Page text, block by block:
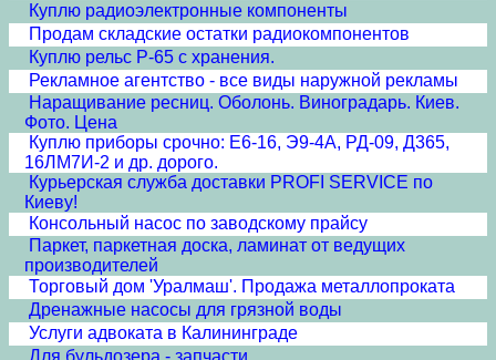
Куплю радиоэлектронные компоненты
Продам складские остатки радиокомпонентов
Куплю рельс Р-65 с хранения.
Рекламное агентство - все виды наружной рекламы
Наращивание ресниц. Оболонь. Виноградарь. Киев.
Фото. Цена
Куплю приборы срочно: Е6-16, Э9-4А, РД-09, Д365,
16ЛМ7И-2 и др. дорого.
Курьерская служба доставки PROFI SERVICE по
Киеву!
Консольный насос по заводскому прайсу
Паркет, паркетная доска, ламинат от ведущих
производителей
Торговый дом 'Уралмаш'. Продажа металлопроката
Дренажные насосы для грязной воды
Услуги адвоката в Калининграде
Для бульдозера - запчасти.